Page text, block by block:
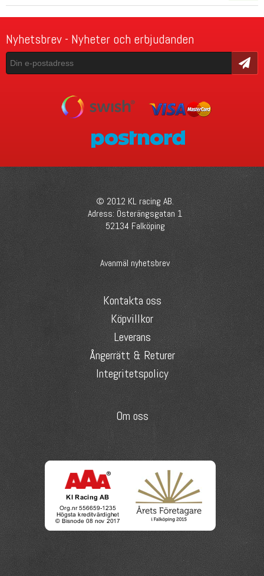
Nyhetsbrev - Nyheter och erbjudanden
Skicka
© 2012 KL racing AB.
Adress: Österängsgatan 1
52134 Falköping
Avanmäl nyhetsbrev
Kontakta oss
Köpvillkor
Leverans
Ångerrätt & Returer
Integritetspolicy
Om oss